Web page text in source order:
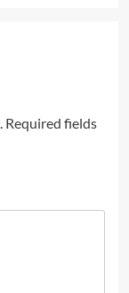
Required fields